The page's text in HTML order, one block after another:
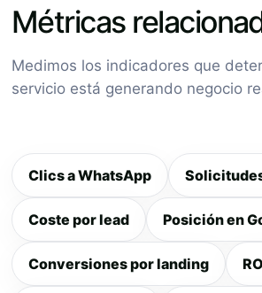
Métricas
Medimos los indicadores que
servicio está generando negocio
Clics a WhatsApp
Coste por lead Posición en
Conversiones por landing